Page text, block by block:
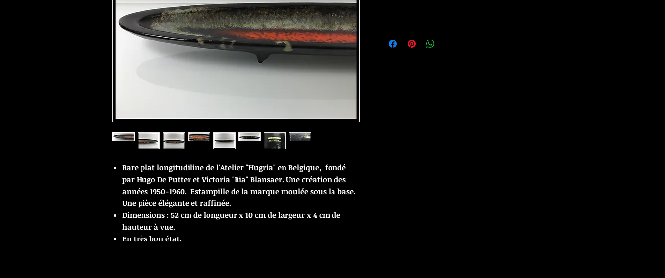
Rare plat longitudiline de l'Atelier "Hugria" en Belgique, fondé
par Hugo De Putter et Victoria "Ria" Blansaer. Une création des
années 1950-1960. Estampille de la marque moulée sous la base.
Une pièce élégante et raffinée.
Dimensions : 52 cm de longueur x 10 cm de largeur x 4 cm de
hauteur à vue.
En très bon état.